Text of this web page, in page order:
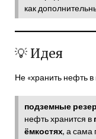
как
💡 Идея
Не «хранить нефть
подземные
нефть хранится в
ёмкостях, а сама